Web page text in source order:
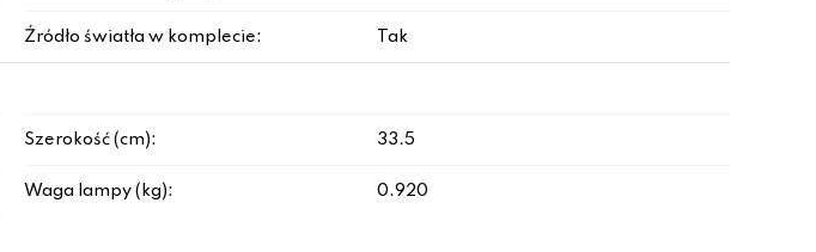
Źródło światła w komplecie: Tak
Szerokość (cm): 33.5
Waga lampy (kg): 0.920